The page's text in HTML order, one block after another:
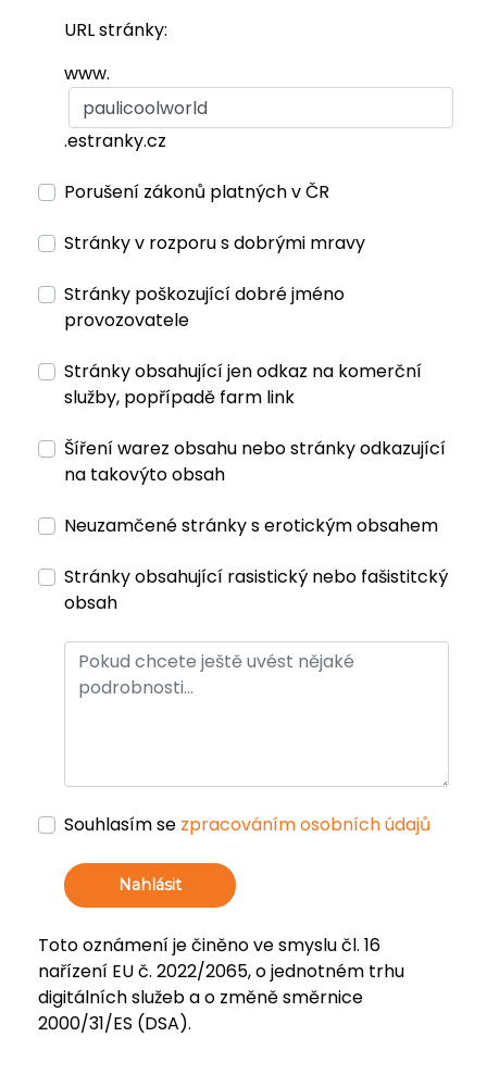
URL stránky:
www.
.estranky.cz
Porušení zákonů platných v ČR
Stránky v rozporu s dobrými mravy
Stránky poškozující dobré jméno
provozovatele
Stránky obsahující jen odkaz na komerční
služby, popřípadě farm link
Šíření warez obsahu nebo stránky odkazující
na takovýto obsah
Neuzamčené stránky s erotickým obsahem
Stránky obsahující rasistický nebo fašistitcký
obsah
Souhlasím se zpracováním osobních údajů
Nahlásit
Toto oznámení je činěno ve smyslu čl. 16
nařízení EU č. 2022/2065, o jednotném trhu
digitálních služeb a o změně směrnice
2000/31/ES (DSA).